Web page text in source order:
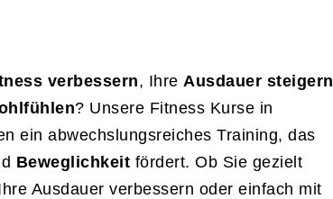
verbessern, Ihre Ausdauer steigern
? Unsere Fitness Kurse in
ein abwechslungsreiches Training, das
Beweglichkeit fördert. Ob Sie gezielt
Ausdauer verbessern oder einfach mit